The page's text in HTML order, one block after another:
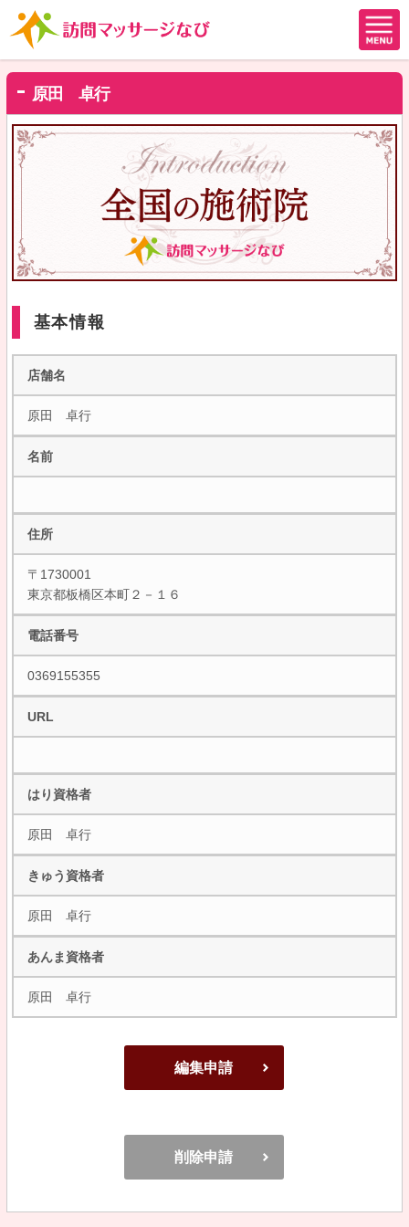
原田 卓行
基本情報
店舗名
原田 卓行
名前
住所
〒1730001
東京都板橋区本町２－１６
電話番号
0369155355
URL
はり資格者
原田 卓行
きゅう資格者
原田 卓行
あんま資格者
原田 卓行
編集申請
削除申請